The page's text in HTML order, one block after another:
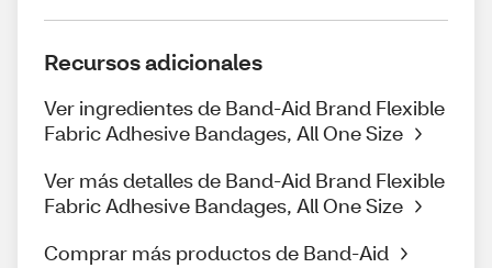
Recursos adicionales
Ver ingredientes de Band-Aid Brand Flexible
Fabric Adhesive Bandages, All One Size
Ver más detalles de Band-Aid Brand Flexible
Fabric Adhesive Bandages, All One Size
Comprar más productos de Band-Aid